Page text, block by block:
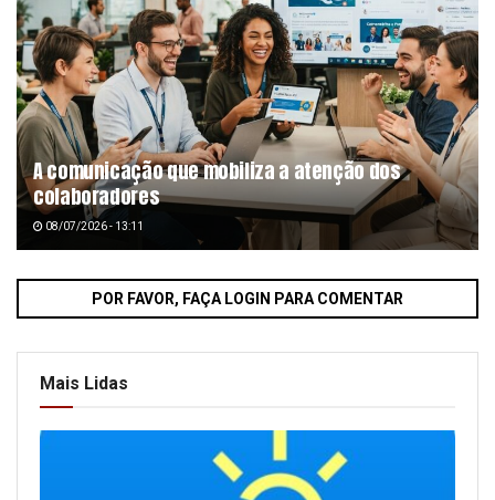
A comunicação que mobiliza a atenção dos
colaboradores
08/07/2026 - 13:11
POR FAVOR, FAÇA LOGIN PARA COMENTAR
Mais Lidas